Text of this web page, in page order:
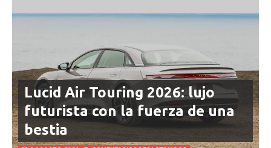
Lucid Air Touring 2026: lujo
futurista con la fuerza de una
bestia